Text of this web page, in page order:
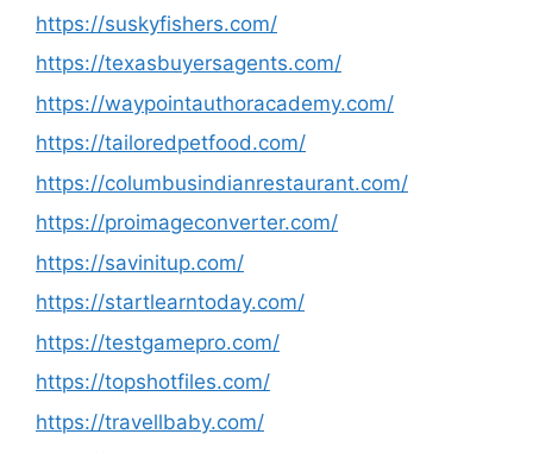
https://suskyfishers.com/
https://texasbuyersagents.com/
https://waypointauthoracademy.com/
https://tailoredpetfood.com/
https://columbusindianrestaurant.com/
https://proimageconverter.com/
https://savinitup.com/
https://startlearntoday.com/
https://testgamepro.com/
https://topshotfiles.com/
https://travellbaby.com/